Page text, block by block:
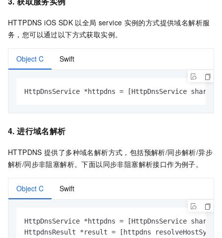
HTTPDNS iOS SDK 以全局 service 实例的方式提供域名解析服
务，您可以通过以下方式获取实例。
Object C Swift
HttpDnsService *httpdns = [HttpDnsService
4. 进行域名解析
HTTPDNS 提供了多种域名解析方式，包括预解析/同步解析/异步
解析/同步非阻塞解析。下面以同步非阻塞解析接口作为例子。
Object C Swift
HttpDnsService *httpdns = [HttpDnsService
HttpdnsResult *result = [httpdns